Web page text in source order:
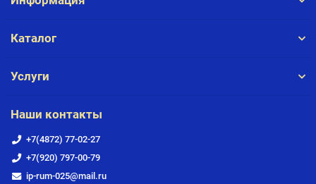
Каталог
Услуги
Наши контакты
+7(4872) 77-02-27
+7(920) 797-00-79
ip-rum-025@mail.ru